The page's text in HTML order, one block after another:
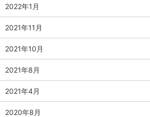
2022年1月
2021年11月
2021年10月
2021年8月
2021年4月
2020年8月